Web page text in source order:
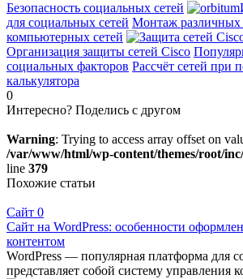
Безопасность социальных сетей
для социальных сетей Монтаж различных
компьютерных сетей
Организация защиты сетей Cisco
социальных факторов Рассчёт сетей при
калькулятора
0
Интересно? Поделись с другом
Warning: Trying to access array offset on
/var/www/html/wp-content/themes/root/
line 379
Похожие статьи
Сайт 0
Сайт на WordPress: особенности
контентом
WordPress — популярная платформа для
представляет собой систему управления